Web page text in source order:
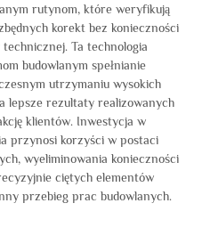
rutynom, które weryfikują
korekt bez konieczności
Ta technologia
budowlanym spełnianie
utrzymaniu wysokich
lepsze rezultaty realizowanych
klientów. Inwestycja w
przynosi korzyści w postaci
wyeliminowania konieczności
ciętych elementów
przebieg prac budowlanych.